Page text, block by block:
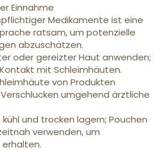
Einnahme
Medikamente ist eine
ratsam, um potenzielle
abzuschätzen.
oder gereizter Haut anwenden;
mit Schleimhäuten.
von Produkten
umgehend ärztliche
und trocken lagern; Pouchen
verwenden, um
erhalten.